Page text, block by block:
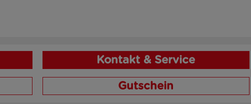
Kontakt & Service
Gutschein